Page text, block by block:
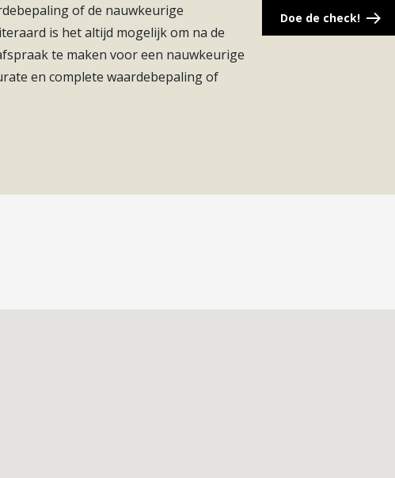
loopafstand van zowel stadscentrum City Plaza als winkelcentrum
zijn op loopafstand gelegen;
eigen NVM-aankoopmakelaar in.
bouw
of de nauwkeurige
is het altijd mogelijk om na de
te maken voor een nauwkeurige
en complete waardebepaling of
Doe de check!